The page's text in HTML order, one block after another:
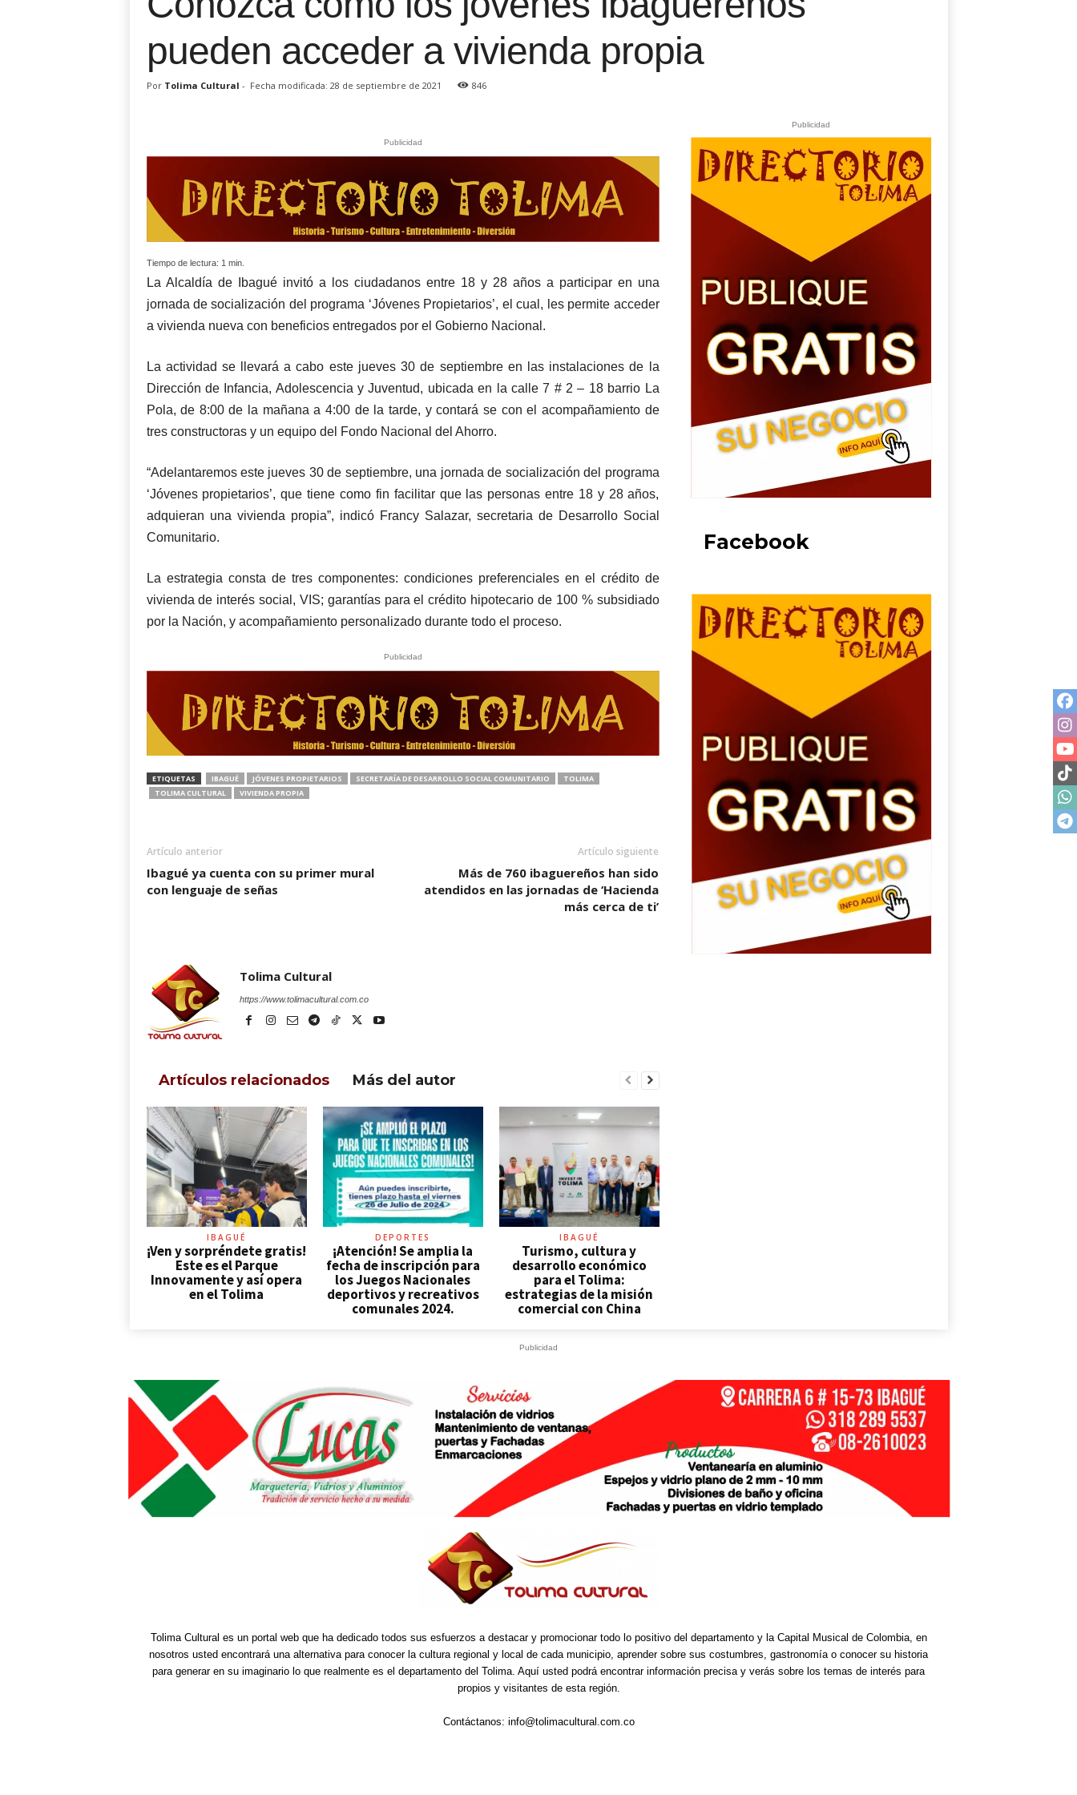
pueden acceder a vivienda propia
Por Tolima Cultural - Fecha modificada: 28 de septiembre de 2021 846
Publicidad
Tiempo de lectura: 1 min.
La Alcaldía de Ibagué invitó a los ciudadanos entre 18 y 28 años a participar en una
jornada de socialización del programa ‘Jóvenes Propietarios’, el cual, les permite acceder
a vivienda nueva con beneficios entregados por el Gobierno Nacional.
La actividad se llevará a cabo este jueves 30 de septiembre en las instalaciones de la
Dirección de Infancia, Adolescencia y Juventud, ubicada en la calle 7 # 2 – 18 barrio La
Pola, de 8:00 de la mañana a 4:00 de la tarde, y contará se con el acompañamiento de
tres constructoras y un equipo del Fondo Nacional del Ahorro.
“Adelantaremos este jueves 30 de septiembre, una jornada de socialización del programa
‘Jóvenes propietarios’, que tiene como fin facilitar que las personas entre 18 y 28 años,
adquieran una vivienda propia”, indicó Francy Salazar, secretaria de Desarrollo Social
Comunitario.
La estrategia consta de tres componentes: condiciones preferenciales en el crédito de
vivienda de interés social, VIS; garantías para el crédito hipotecario de 100 % subsidiado
por la Nación, y acompañamiento personalizado durante todo el proceso.
Publicidad
ETIQUETAS IBAGUÉ JÓVENES PROPIETARIOS SECRETARÍA DE DESARROLLO SOCIAL COMUNITARIO
TOLIMA
TOLIMA CULTURAL
VIVIENDA PROPIA
Artículo anterior
Ibagué ya cuenta con su primer mural
con lenguaje de señas
Artículo siguiente
Más de 760 ibaguereños han sido
atendidos en las jornadas de ‘Hacienda
más cerca de ti’
Tolima Cultural
https://www.tolimacultural.com.co
Artículos relacionados Más del autor
IBAGUÉ
¡Ven y sorpréndete gratis!
Este es el Parque
Innovamente y así opera
en el Tolima
DEPORTES
¡Atención! Se amplia la
fecha de inscripción para
los Juegos Nacionales
deportivos y recreativos
comunales 2024.
IBAGUÉ
Turismo, cultura y
desarrollo económico
para el Tolima:
estrategias de la misión
comercial con China
Publicidad
Facebook
Publicidad
Tolima Cultural es un portal web que ha dedicado todos sus esfuerzos a destacar y promocionar todo lo positivo del departamento y la Capital Musical de Colombia, en
nosotros usted encontrará una alternativa para conocer la cultura regional y local de cada municipio, aprender sobre sus costumbres, gastronomía o conocer su historia
para generar en su imaginario lo que realmente es el departamento del Tolima. Aquí usted podrá encontrar información precisa y verás sobre los temas de interés para
propios y visitantes de esta región.
Contáctanos: info@tolimacultural.com.co